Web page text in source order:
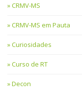
CRMV-MS
CRMV-MS em Pauta
Curiosidades
Curso de RT
Decon